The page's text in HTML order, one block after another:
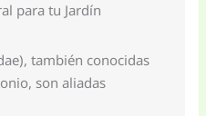
para tu Jardín
también conocidas
son aliadas